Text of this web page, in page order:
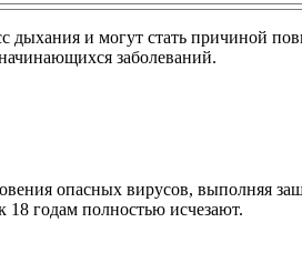
и могут стать причиной
заболеваний.
опасных вирусов,
18 годам полностью исчезают.